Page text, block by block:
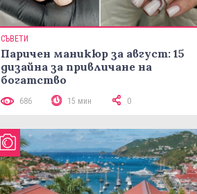
СЪВЕТИ
Паричен маникюр за август: 15
дизайна за привличане на
богатство
686 15 мин 0